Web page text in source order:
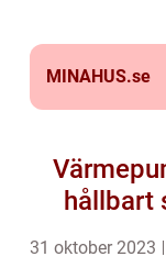
MINAHUS.se
hållbart
31 oktober 2023